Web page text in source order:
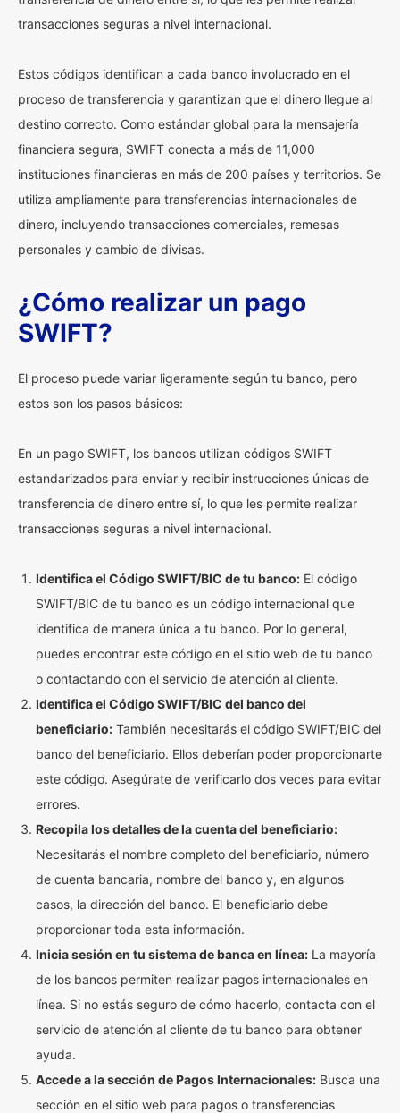
transacciones seguras a nivel internacional.
Estos códigos identifican a cada banco involucrado en el
proceso de transferencia y garantizan que el dinero llegue al
destino correcto. Como estándar global para la mensajería
financiera segura, SWIFT conecta a más de 11,000
instituciones financieras en más de 200 países y territorios. Se
utiliza ampliamente para transferencias internacionales de
dinero, incluyendo transacciones comerciales, remesas
personales y cambio de divisas.
¿Cómo realizar un pago
SWIFT?
El proceso puede variar ligeramente según tu banco, pero
estos son los pasos básicos:
En un pago SWIFT, los bancos utilizan códigos SWIFT
estandarizados para enviar y recibir instrucciones únicas de
transferencia de dinero entre sí, lo que les permite realizar
transacciones seguras a nivel internacional.
Identifica el Código SWIFT/BIC de tu banco: El código
SWIFT/BIC de tu banco es un código internacional que
identifica de manera única a tu banco. Por lo general,
puedes encontrar este código en el sitio web de tu banco
o contactando con el servicio de atención al cliente.
Identifica el Código SWIFT/BIC del banco del
beneficiario: También necesitarás el código SWIFT/BIC del
banco del beneficiario. Ellos deberían poder proporcionarte
este código. Asegúrate de verificarlo dos veces para evitar
errores.
Recopila los detalles de la cuenta del beneficiario:
Necesitarás el nombre completo del beneficiario, número
de cuenta bancaria, nombre del banco y, en algunos
casos, la dirección del banco. El beneficiario debe
proporcionar toda esta información.
Inicia sesión en tu sistema de banca en línea: La mayoría
de los bancos permiten realizar pagos internacionales en
línea. Si no estás seguro de cómo hacerlo, contacta con el
servicio de atención al cliente de tu banco para obtener
ayuda.
Accede a la sección de Pagos Internacionales: Busca una
sección en el sitio web para pagos o transferencias